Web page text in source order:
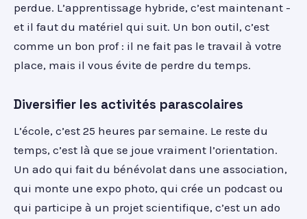
perdue. L’apprentissage hybride, c’est maintenant -
et il faut du matériel qui suit. Un bon outil, c’est
comme un bon prof : il ne fait pas le travail à votre
place, mais il vous évite de perdre du temps.
Diversifier les activités parascolaires
L’école, c’est 25 heures par semaine. Le reste du
temps, c’est là que se joue vraiment l’orientation.
Un ado qui fait du bénévolat dans une association,
qui monte une expo photo, qui crée un podcast ou
qui participe à un projet scientifique, c’est un ado